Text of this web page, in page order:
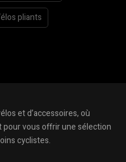
pliants
et d’accessoires, où
vous offrir une sélection
cyclistes.